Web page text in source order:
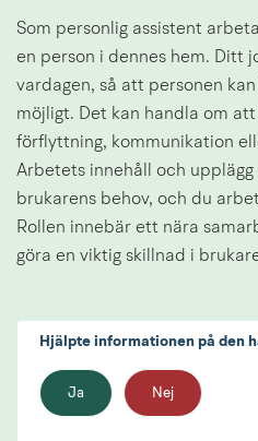
Som personlig assistent
en person i dennes hem. Ditt
vardagen, så att personen
möjligt. Det kan handla om
förflyttning, kommunikation
Arbetets innehåll och
brukarens behov, och du
Rollen innebär ett nära
göra en viktig skillnad i
Hjälpte informationen på den
Ja Nej